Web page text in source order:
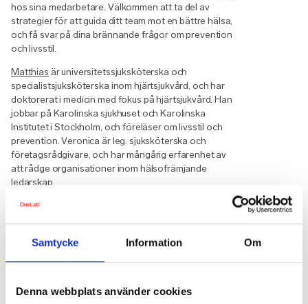
Samtycke Information Om
Denna webbplats använder cookies
hos sina medarbetare. Välkommen att ta del av
strategier för att guida ditt team mot en bättre hälsa,
och få svar på dina brännande frågor om prevention
och livsstil.
Matthias är universitetssjuksköterska och
specialistsjuksköterska inom hjärtsjukvård, och har
doktorerat i medicin med fokus på hjärtsjukvård. Han
jobbar på Karolinska sjukhuset och Karolinska
Institutet i Stockholm, och föreläser om livsstil och
prevention. Veronica är leg. sjuksköterska och
företagsrådgivare, och har mångårig erfarenhet av
att rådge organisationer inom hälsofrämjande
ledarskap.
Nästa läsning